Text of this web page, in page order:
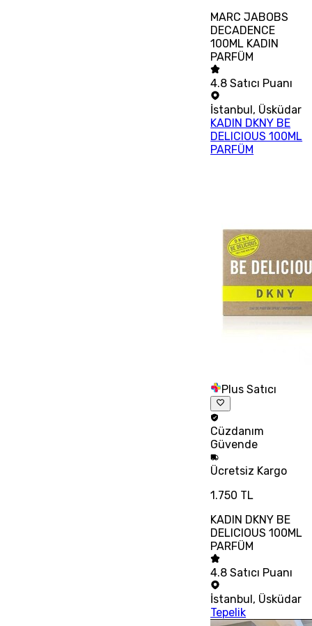
MARC JABOBS
DECADENCE
100ML KADIN
PARFÜM
4.8 Satıcı Puanı
İstanbul, Üsküdar
KADIN DKNY BE
DELICIOUS 100ML
PARFÜM
Plus Satıcı
Cüzdanım
Güvende
Ücretsiz Kargo
1.750 TL
KADIN DKNY BE
DELICIOUS 100ML
PARFÜM
4.8 Satıcı Puanı
İstanbul, Üsküdar
Tepelik